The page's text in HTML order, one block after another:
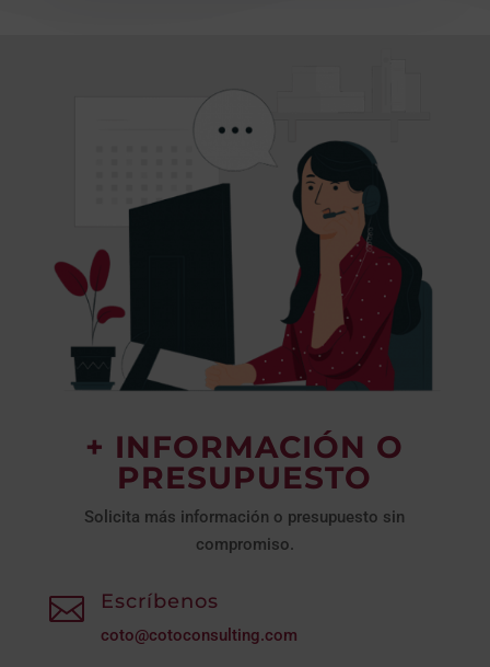
+ INFORMACIÓN O
PRESUPUESTO
Solicita más información o presupuesto sin
compromiso.
 Escríbenos
coto@cotoconsulting.com